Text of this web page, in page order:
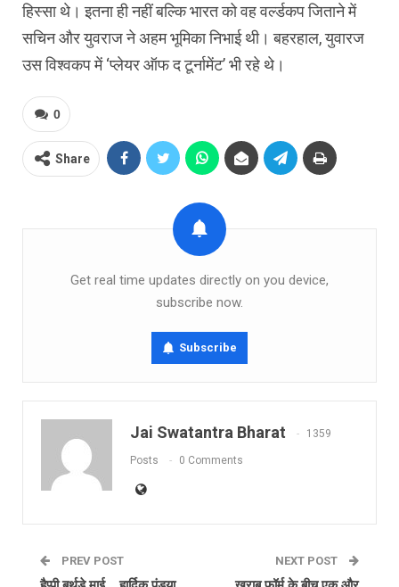
हिस्सा थे। इतना ही नहीं बल्कि भारत को वह वर्ल्डकप जिताने में
सचिन और युवराज ने अहम भूमिका निभाई थी। बहरहाल, युवारज
उस विश्वकप में ‘प्लेयर ऑफ द टूर्नामेंट’ भी रहे थे।
0
Share
Get real time updates directly on you device,
subscribe now.
Subscribe
Jai Swatantra Bharat 1359
Posts 0 Comments
PREV POST NEXT POST